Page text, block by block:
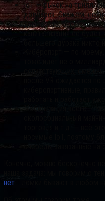
IoT — рынок на
долларов. Скажем,
дырявость, сырость и
капитализация её
большего дурака никто
Киберспорт — по-
тоже идёт не о
сопутствующих,
после VR ожидается по
киберспортивные,
Мобилизация всего —
околосоциальный
торговля и т.д. — всё
носимые IoT, поэтому
очередь, завязанные
наша задача: мы говорим о
нет